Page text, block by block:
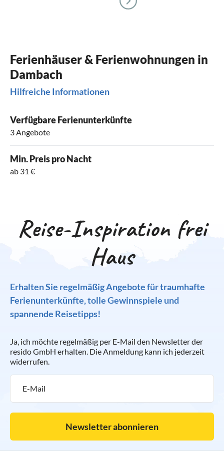
Ferienhäuser & Ferienwohnungen in
Dambach
Hilfreiche Informationen
Verfügbare Ferienunterkünfte
3 Angebote
Min. Preis pro Nacht
ab 31 €
Reise-Inspiration frei
Haus
Erhalten Sie regelmäßig Angebote für traumhafte
Ferienunterkünfte, tolle Gewinnspiele und
spannende Reisetipps!
Ja, ich möchte regelmäßig per E-Mail den Newsletter der
resido GmbH erhalten. Die Anmeldung kann ich jederzeit
widerrufen.
Newsletter abonnieren